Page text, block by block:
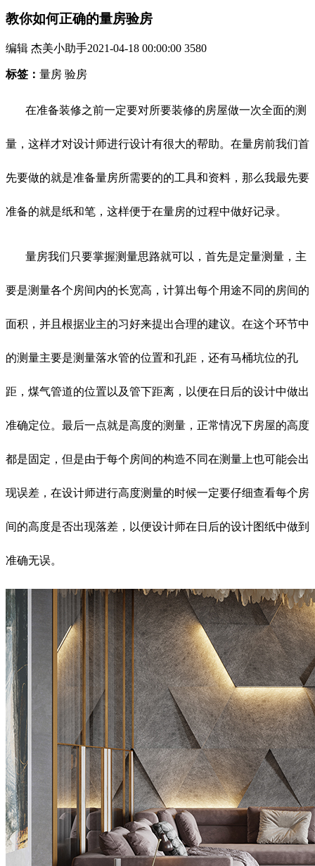
教你如何正确的量房验房
编辑 杰美小助手2021-04-18 00:00:00 3580
标签： 量房 验房
在准备装修之前一定要对所要装修的房屋做一次全面的测
量，这样才对设计师进行设计有很大的帮助。在量房前我们首
先要做的就是准备量房所需要的的工具和资料，那么我最先要
准备的就是纸和笔，这样便于在量房的过程中做好记录。
量房我们只要掌握测量思路就可以，首先是定量测量，主
要是测量各个房间内的长宽高，计算出每个用途不同的房间的
面积，并且根据业主的习好来提出合理的建议。在这个环节中
的测量主要是测量落水管的位置和孔距，还有马桶坑位的孔
距，煤气管道的位置以及管下距离，以便在日后的设计中做出
准确定位。最后一点就是高度的测量，正常情况下房屋的高度
都是固定，但是由于每个房间的构造不同在测量上也可能会出
现误差，在设计师进行高度测量的时候一定要仔细查看每个房
间的高度是否出现落差，以便设计师在日后的设计图纸中做到
准确无误。